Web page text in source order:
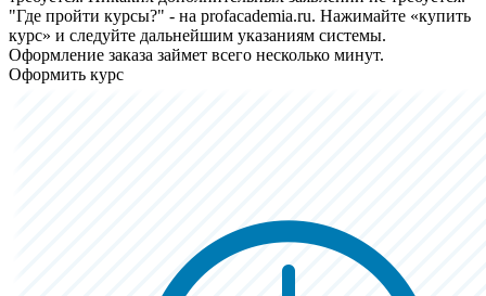
"Где пройти курсы?" - на profacademia.ru. Нажимайте «купить
курс» и следуйте дальнейшим указаниям системы.
Оформление заказа займет всего несколько минут.
Оформить курс